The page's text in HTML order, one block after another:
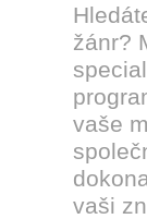
žánr?
vaše
vaši